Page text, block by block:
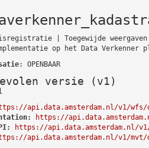
| Toegewijde
op het Data Verkenner
: OPENBAAR
versie (v1)
api.data.amsterdam.nl/v1/wfs/
https://
https://api.data.amsterdam.nl/
api.data.amsterdam.nl/v1/mvt/